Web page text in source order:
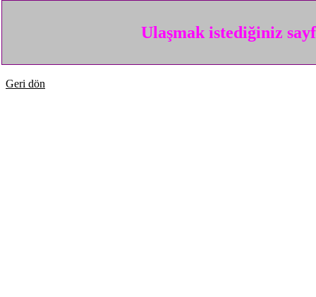
Ulaşmak istediğiniz
Geri dön